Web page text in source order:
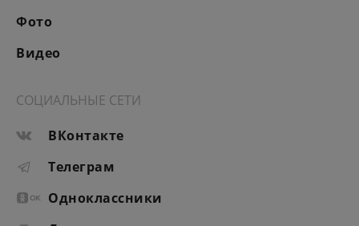
Фото
Видео
СОЦИАЛЬНЫЕ СЕТИ
ВКонтакте
Телеграм
Одноклассники